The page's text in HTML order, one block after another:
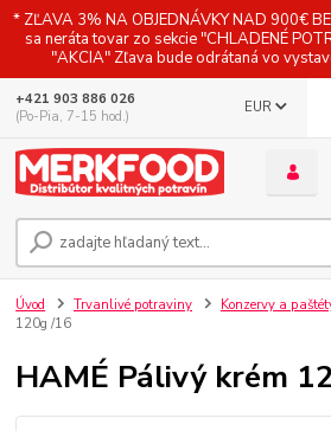
* ZĽAVA 3% NA OBJEDNÁVKY NAD 900€
sa neráta tovar zo sekcie "CHLADENÉ
"AKCIA" Zľava bude odrátaná vo
EUR
+421 903 886 026
(Po-Pia, 7-15 hod.)
Úvod Trvanlivé potraviny Konzervy a
120g /16
HAMÉ Pálivý krém